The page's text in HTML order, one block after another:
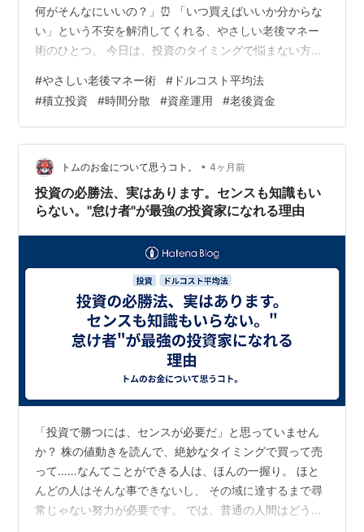
何がそんなにいいの？」⏰ 「いつ買えばいいか分からな
い」という不安を解消してくれる、やさしい老後マネー
術のひとつ。 今日は、投資のタイミングで悩まない方法
何？ ひとことで言うと——**「毎月決まった金額で、コ
ツコツ買い続ける方法」**です。 ✅ 基本のしくみ 毎月1
万円ずつ投資信託を買う 価格が高いときも安いときも、
淡々と買い続ける 長期間続けることで、平均的な価格で
買える 「一度に全額投資」じゃなく、**「少しずつ時期
をずらして投資」*…
#やさしい老後マネー術 # ドルコスト平均法
#積立投資 #時間分散 #資産運用 #老後資金
トムのお金について思うコト。 • 4ヶ月前
投資の必勝法、実はあります。センスも知識もい
らない。"怠け者"が最強の投資家になれる理由
「投資で勝つには、センスが必要だ」と思っていません
か？ 株の値動きを読んで、絶妙なタイミングで買って売
って……なんてことができる人は、ほんの一握り。 ほと
んどの人はそんな事できないし、 その域に達するまで尋
常じゃない努力が必要です。 では、普通の人間はどうす